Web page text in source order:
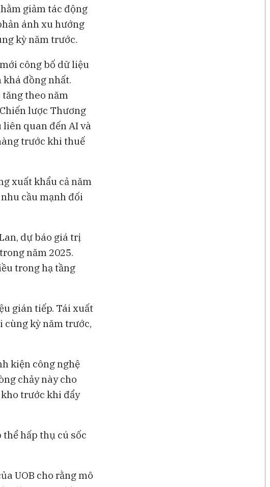
giảm tác động
ánh xu hướng
kỳ năm trước.
công bố dữ liệu
đồng nhất.
theo năm
lược Thương
quan đến AI và
trước khi thuế
xuất khẩu cả năm
cầu mạnh đối
dự báo giá trị
năm 2025.
trong hạ tầng
gián tiếp. Tái xuất
cùng kỳ năm trước,
kiện công nghệ
chảy này cho
trước khi đẩy
hấp thụ cú sốc
UOB cho rằng mô